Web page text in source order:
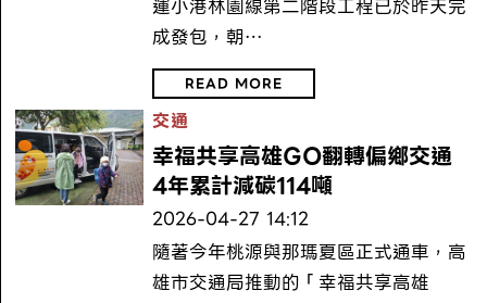
運小港林園線第二階段工程已於昨天完
成發包，朝…
READ MORE
交通
幸福共享高雄GO翻轉偏鄉交通
4年累計減碳114噸
2026-04-27 14:12
隨著今年桃源與那瑪夏區正式通車，高
雄市交通局推動的「幸福共享高雄